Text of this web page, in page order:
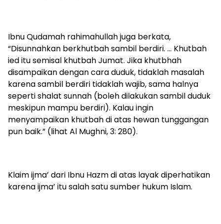
Ibnu Qudamah rahimahullah juga berkata,
“Disunnahkan berkhutbah sambil berdiri. … Khutbah
ied itu semisal khutbah Jumat. Jika khutbhah
disampaikan dengan cara duduk, tidaklah masalah
karena sambil berdiri tidaklah wajib, sama halnya
seperti shalat sunnah (boleh dilakukan sambil duduk
meskipun mampu berdiri). Kalau ingin
menyampaikan khutbah di atas hewan tunggangan
pun baik.” (lihat Al Mughni, 3: 280).
Klaim ijma’ dari Ibnu Hazm di atas layak diperhatikan
karena ijma’ itu salah satu sumber hukum Islam.